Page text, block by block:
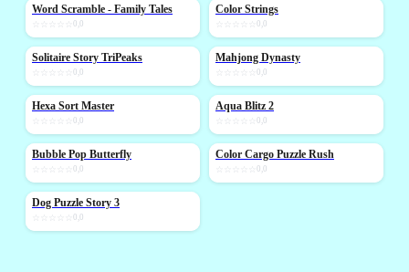
NIEUW
Word Scramble - Family Tales
0,0
NIEUW
Color Strings
0,0
NIEUW
Solitaire Story TriPeaks
0,0
NIEUW
Mahjong Dynasty
0,0
NIEUW
Hexa Sort Master
0,0
NIEUW
Aqua Blitz 2
0,0
NIEUW
Bubble Pop Butterfly
0,0
NIEUW
Color Cargo Puzzle Rush
0,0
NIEUW
Dog Puzzle Story 3
0,0